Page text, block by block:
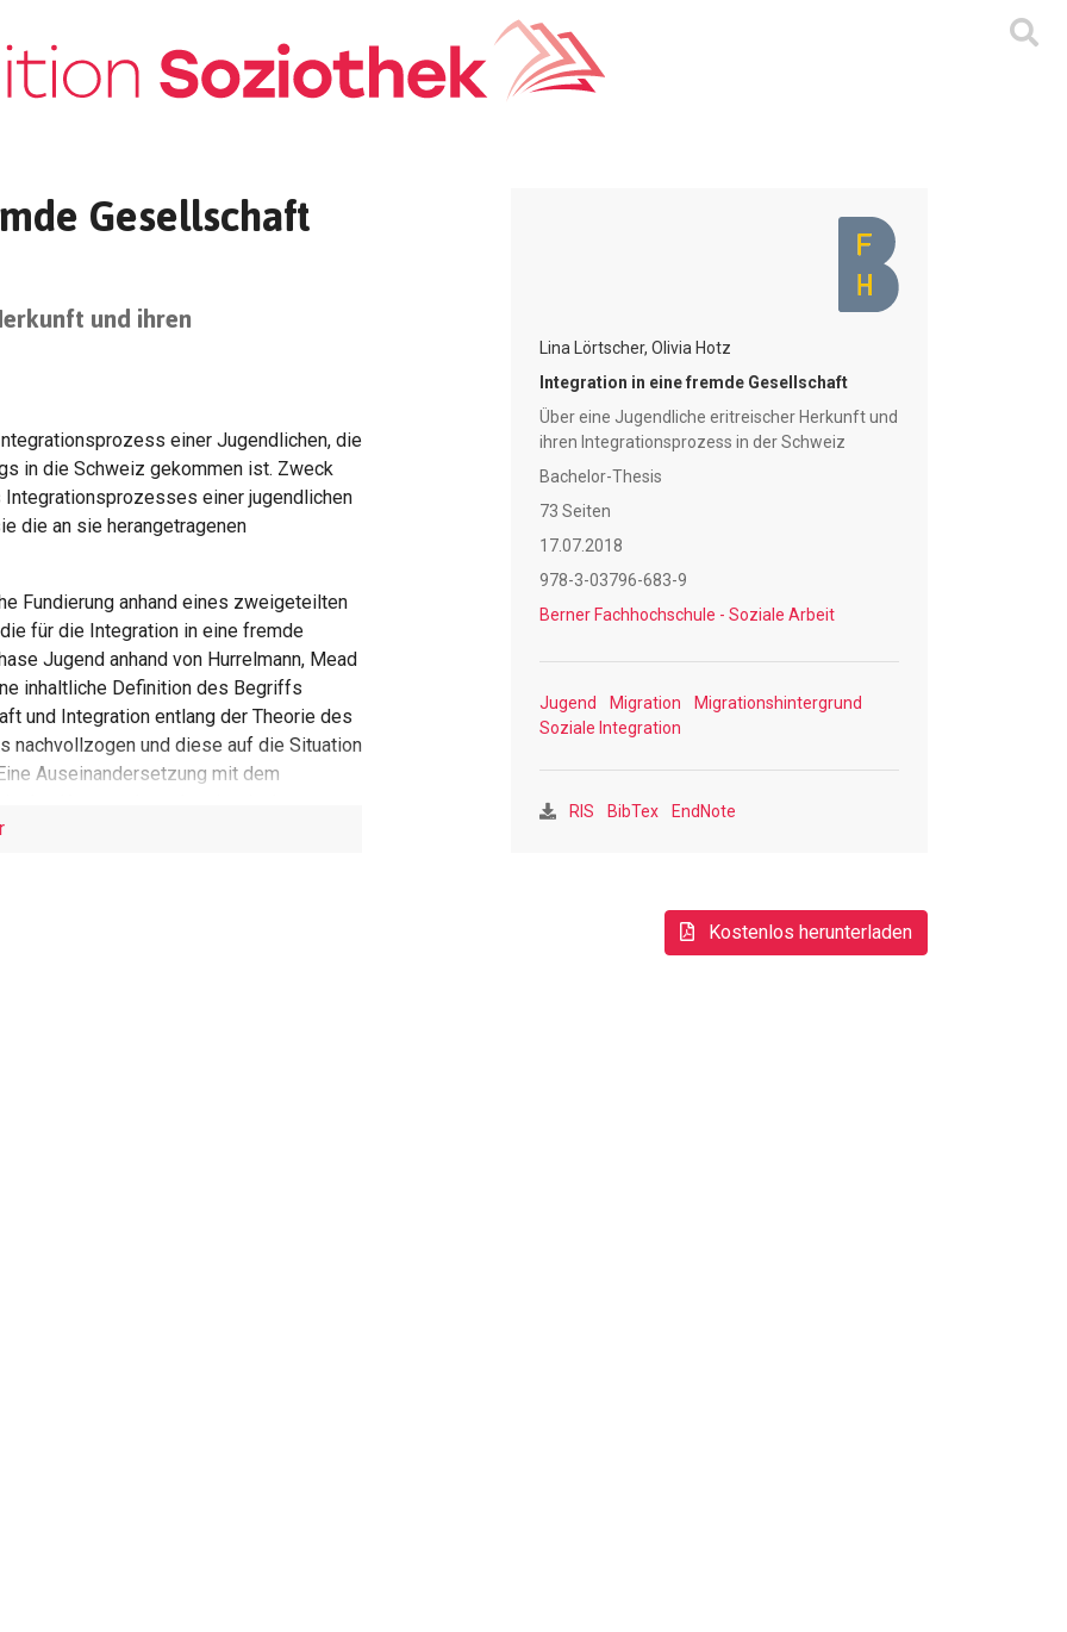
Gesellschaft
und ihren
einer Jugendlichen, die
in die Schweiz gekommen ist. Zweck
einer jugendlichen
die an sie herangetragenen
Fundierung anhand eines zweigeteilten
für die Integration in eine fremde
Jugend anhand von Hurrelmann, Mead
inhaltliche Definition des Begriffs
und Integration entlang der Theorie des
nachvollzogen und diese auf die Situation
Auseinandersetzung mit dem
erfordern von ihr mitunter
die Ausbildung der
dar. Weiter stellt sich ihr die Aufgabe,
Lina Lörtscher, Olivia Hotz
Integration in eine fremde Gesellschaft
Über eine Jugendliche eritreischer Herkunft und
ihren Integrationsprozess in der Schweiz
Bachelor-Thesis
73 Seiten
17.07.2018
978-3-03796-683-9
Berner Fachhochschule - Soziale Arbeit
Jugend Migration
Migrationshintergrund
Soziale Integration
RIS BibTex EndNote
Kostenlos herunterladen